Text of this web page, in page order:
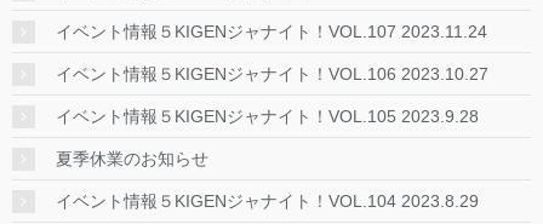
イベント情報５KIGENジャナイト！VOL.107 2023.11.24
イベント情報５KIGENジャナイト！VOL.106 2023.10.27
イベント情報５KIGENジャナイト！VOL.105 2023.9.28
夏季休業のお知らせ
イベント情報５KIGENジャナイト！VOL.104 2023.8.29